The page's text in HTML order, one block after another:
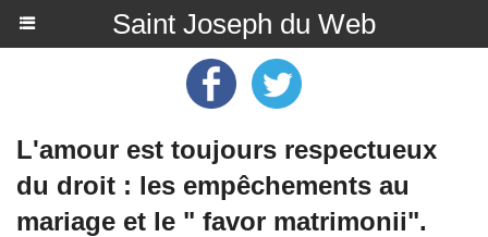
Saint Joseph du Web
L'amour est toujours respectueux
du droit : les empêchements au
mariage et le " favor matrimonii".